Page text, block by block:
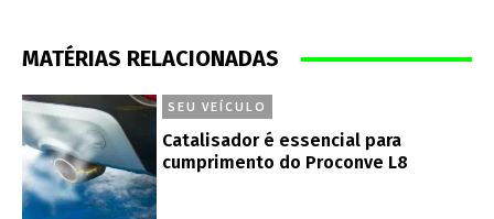
MATÉRIAS RELACIONADAS
SEU VEÍCULO
Catalisador é essencial para
cumprimento do Proconve L8